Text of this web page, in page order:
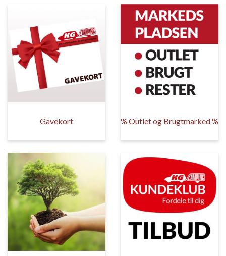
Gavekort % Outlet og Brugtmarked %